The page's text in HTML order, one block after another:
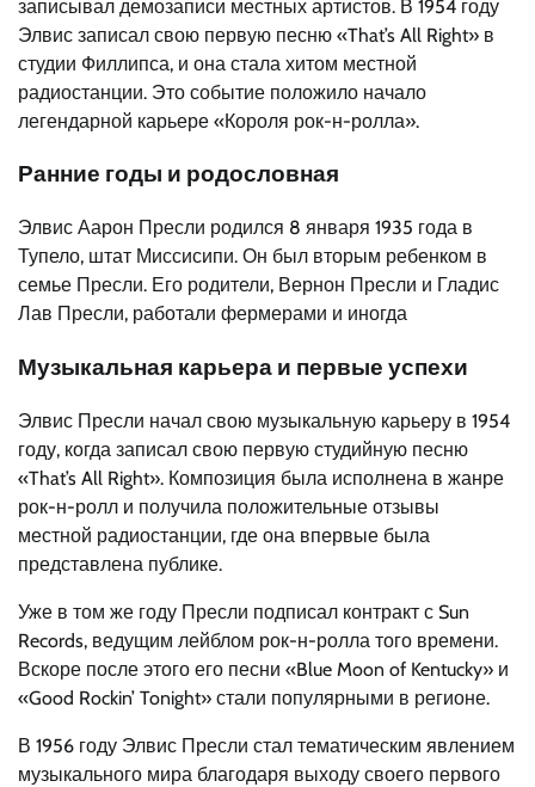
записывал демозаписи местных артистов. В 1954 году
Элвис записал свою первую песню «That’s All Right» в
студии Филлипса, и она стала хитом местной
радиостанции. Это событие положило начало
легендарной карьере «Короля рок-н-ролла».
Ранние годы и родословная
Элвис Аарон Пресли родился 8 января 1935 года в
Тупело, штат Миссисипи. Он был вторым ребенком в
семье Пресли. Его родители, Вернон Пресли и Гладис
Лав Пресли, работали фермерами и иногда
Музыкальная карьера и первые успехи
Элвис Пресли начал свою музыкальную карьеру в 1954
году, когда записал свою первую студийную песню
«That’s All Right». Композиция была исполнена в жанре
рок-н-ролл и получила положительные отзывы
местной радиостанции, где она впервые была
представлена публике.
Уже в том же году Пресли подписал контракт с Sun
Records, ведущим лейблом рок-н-ролла того времени.
Вскоре после этого его песни «Blue Moon of Kentucky» и
«Good Rockin’ Tonight» стали популярными в регионе.
В 1956 году Элвис Пресли стал тематическим явлением
музыкального мира благодаря выходу своего первого